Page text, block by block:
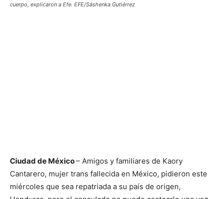
cuerpo, explicaron a Efe. EFE/Sáshenka Gutiérrez
Ciudad de México– Amigos y familiares de Kaory
Cantarero, mujer trans fallecida en México, pidieron este
miércoles que sea repatriada a su país de origen,